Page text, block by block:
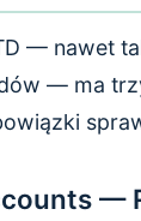
— nawet
— ma
—